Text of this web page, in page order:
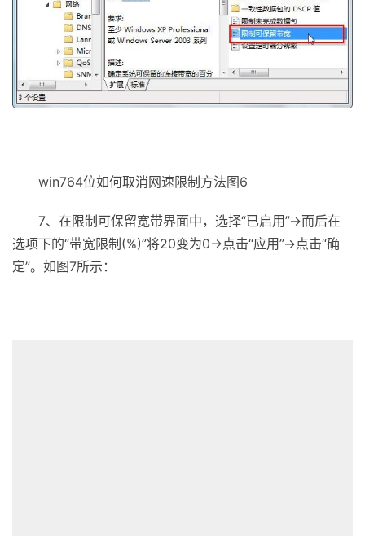
win764位如何取消网速限制方法图6
7、在限制可保留宽带界面中，选择“已启用”→而后在
选项下的“带宽限制(%)”将20变为0→点击“应用”→点击“确
定”。如图7所示：